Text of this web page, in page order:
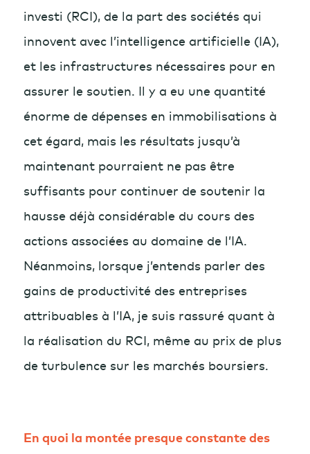
investi (RCI), de la part des sociétés qui
innovent avec l’intelligence artificielle (IA),
et les infrastructures nécessaires pour en
assurer le soutien. Il y a eu une quantité
énorme de dépenses en immobilisations à
cet égard, mais les résultats jusqu’à
maintenant pourraient ne pas être
suffisants pour continuer de soutenir la
hausse déjà considérable du cours des
actions associées au domaine de l’IA.
Néanmoins, lorsque j’entends parler des
gains de productivité des entreprises
attribuables à l’IA, je suis rassuré quant à
la réalisation du RCI, même au prix de plus
de turbulence sur les marchés boursiers.
En quoi la montée presque constante des